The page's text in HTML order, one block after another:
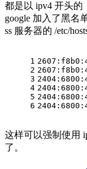
都是以 ipv4 开头的
google 加入了黑名
ss 服务器的 /etc/
1
2
3
4
5
6
这样可以强制使用
了。